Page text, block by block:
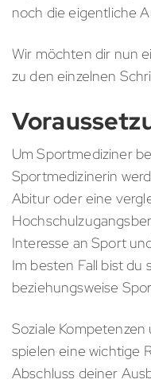
noch die eigentliche
Wir möchten dir nun
zu den einzelnen
Um Sportmediziner
Sportmedizinerin
Abitur oder eine
Interesse an Sport
Im besten Fall bist du
beziehungsweise
Soziale
spielen eine wichtige
Abschluss deiner